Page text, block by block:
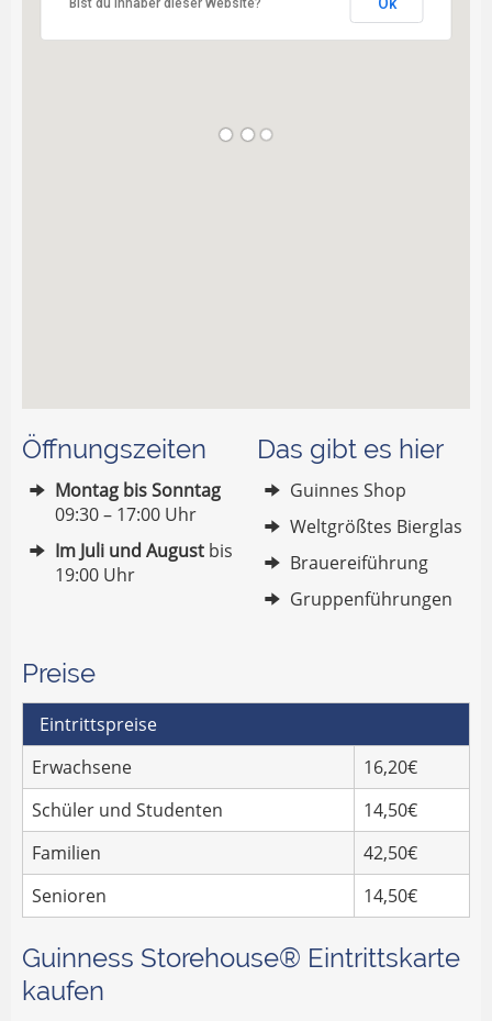
Bist du Inhaber dieser Website? Ok
Öffnungszeiten
Montag bis Sonntag
09:30 – 17:00 Uhr
Im Juli und August bis
19:00 Uhr
Das gibt es hier
Guinnes Shop
Weltgrößtes Bierglas
Brauereiführung
Gruppenführungen
Preise
Eintrittspreise
Erwachsene
16,20€
Schüler und Studenten
14,50€
Familien
42,50€
Senioren
14,50€
Guinness Storehouse® Eintrittskarte
kaufen